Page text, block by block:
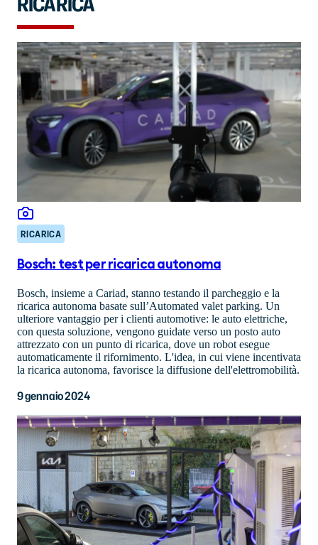
RICARICA
Bosch: test per ricarica autonoma
Bosch, insieme a Cariad, stanno testando il parcheggio e la
ricarica autonoma basate sull’Automated valet parking. Un
ulteriore vantaggio per i clienti automotive: le auto elettriche,
con questa soluzione, vengono guidate verso un posto auto
attrezzato con un punto di ricarica, dove un robot esegue
automaticamente il rifornimento. L'idea, in cui viene incentivata
la ricarica autonoma, favorisce la diffusione dell'elettromobilità.
9 gennaio 2024